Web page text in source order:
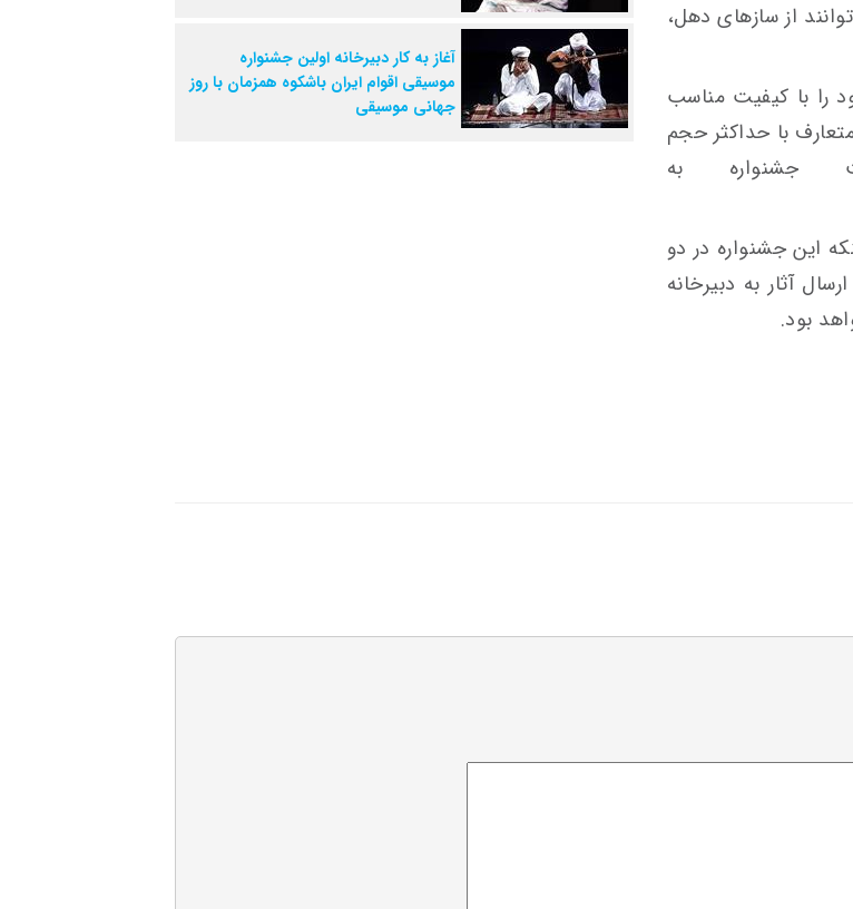
از سازهای دهل،
را با کیفیت مناسب
با حداکثر حجم
جشنواره به
این جشنواره در دو
آثار به دبیرخانه
آغاز به کار دبیرخانه اولین جشنواره
موسیقی اقوام ایران باشکوه همزمان با روز
جهانی موسیقی